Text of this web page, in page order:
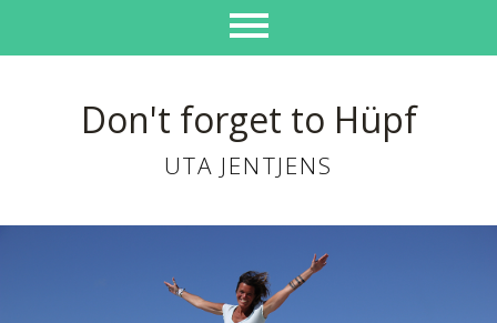
Don't forget to Hüpf
UTA JENTJENS